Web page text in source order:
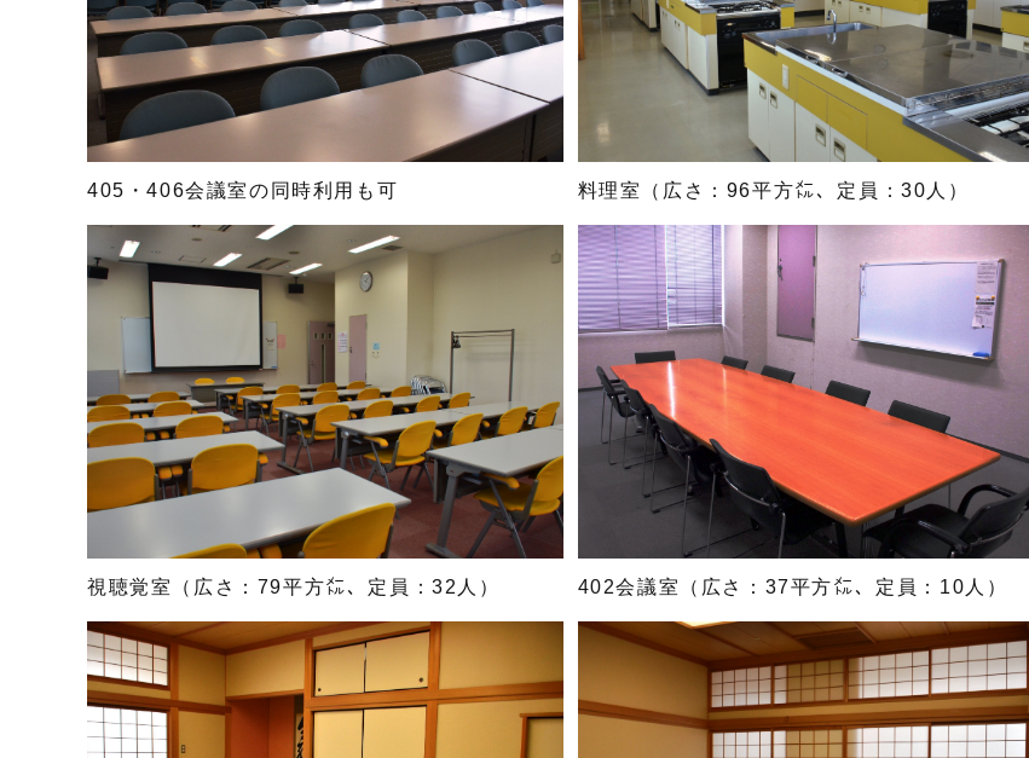
405・406会議室の同時利用も可 料理室（広さ：96平方㍍、定員：30人）
視聴覚室（広さ：79平方㍍、定員：32人） 402会議室（広さ：37平方㍍、定員：10人）